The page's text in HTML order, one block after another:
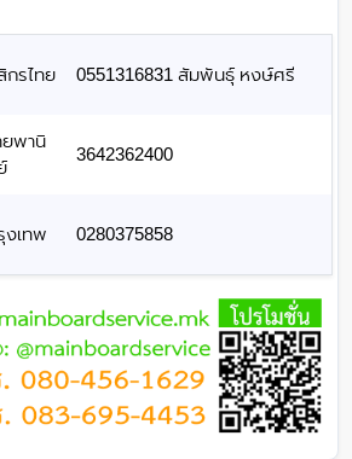
กรไทย 0551316831 สัมพันธุ์ หงษ์ศรี
ยพานิ
3642362400
งเทพ 0280375858